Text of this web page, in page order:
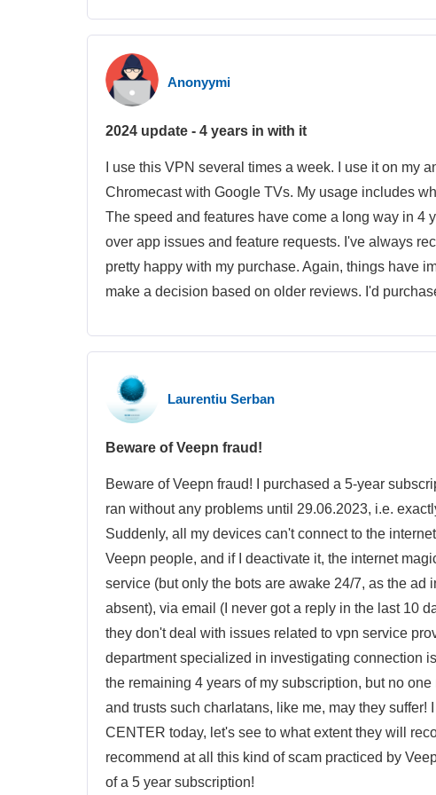
Anonyymi
2024 update - 4 years in with it
I use this VPN several times a week. I use it on my
Chromecast with Google TVs. My usage includes
The speed and features have come a long way in 4
over app issues and feature requests. I've always
pretty happy with my purchase. Again, things have
make a decision based on older reviews. I'd
Laurentiu Serban
Beware of Veepn fraud!
Beware of Veepn fraud! I purchased a 5-year
ran without any problems until 29.06.2023, i.e.
Suddenly, all my devices can't connect to the
Veepn people, and if I deactivate it, the internet
service (but only the bots are awake 24/7, as the
absent), via email (I never got a reply in the last 10
they don't deal with issues related to vpn service
department specialized in investigating connection
the remaining 4 years of my subscription, but no
and trusts such charlatans, like me, may they
CENTER today, let's see to what extent they will
recommend at all this kind of scam practiced by
of a 5 year subscription!